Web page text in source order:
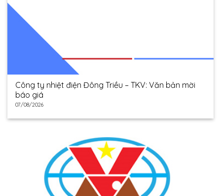
Công ty nhiệt điện Đông Triều – TKV: Văn bản mời
báo giá
07/08/2026